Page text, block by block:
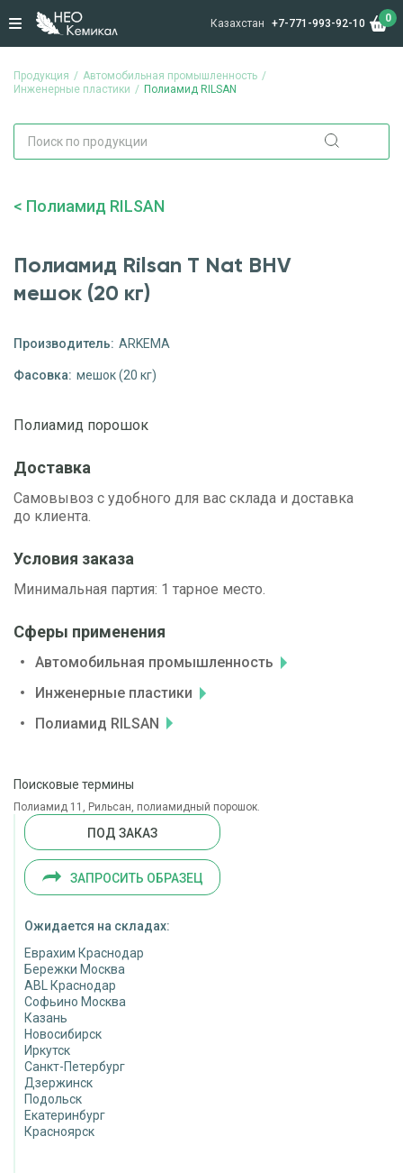
Казахстан +7-771-993-92-10 0
Продукция
Автомобильная промышленность
Инженерные пластики
Полиамид RILSAN
Полиамид RILSAN
Полиамид Rilsan T Nat BHV
мешок (20 кг)
Производитель: ARKEMA
Фасовка: мешок (20 кг)
Полиамид порошок
Доставка
Самовывоз с удобного для вас склада и доставка
до клиента.
Условия заказа
Минимальная партия: 1 тарное место.
Сферы применения
Автомобильная промышленность
Инженерные пластики
Полиамид RILSAN
Поисковые термины
Полиамид 11, Рильсан, полиамидный порошок.
ПОД ЗАКАЗ
ЗАПРОСИТЬ ОБРАЗЕЦ
Ожидается на складах:
Еврахим Краснодар
Бережки Москва
ABL Краснодар
Софьино Москва
Казань
Новосибирск
Иркутск
Санкт-Петербург
Дзержинск
Подольск
Екатеринбург
Красноярск